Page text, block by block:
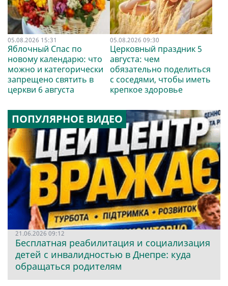
05.08.2026 15:31
Яблочный Спас по
новому календарю: что
можно и категорически
запрещено святить в
церкви 6 августа
05.08.2026 09:30
Церковный праздник 5
августа: чем
обязательно поделиться
с соседями, чтобы иметь
крепкое здоровье
ПОПУЛЯРНОЕ ВИДЕО
21.06.2026 09:12
Бесплатная реабилитация и социализация
детей с инвалидностью в Днепре: куда
обращаться родителям